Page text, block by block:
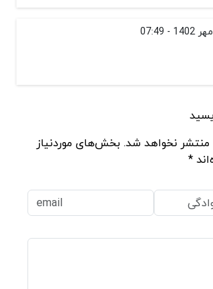
منتشر نخواهد شد. بخش‌های موردنیاز
*